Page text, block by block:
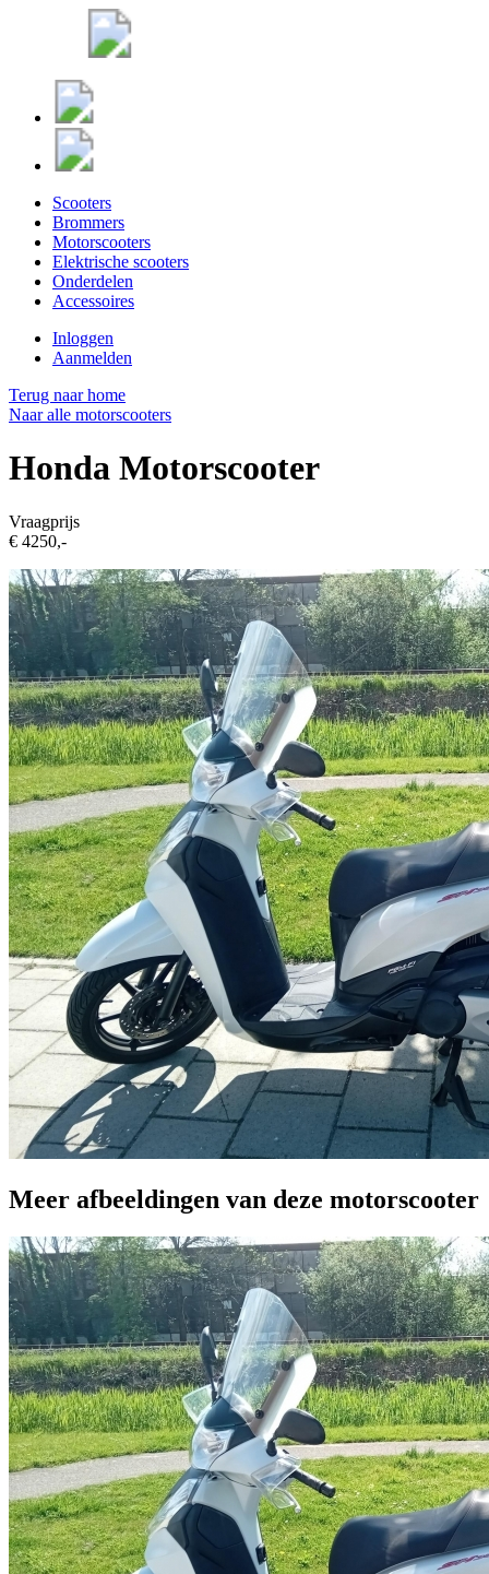
Scooters
Brommers
Motorscooters
Elektrische scooters
Onderdelen
Accessoires
Inloggen
Aanmelden
Terug naar home
Naar alle motorscooters
Honda Motorscooter
Vraagprijs
€ 4250,-
Meer afbeeldingen van deze motorscooter